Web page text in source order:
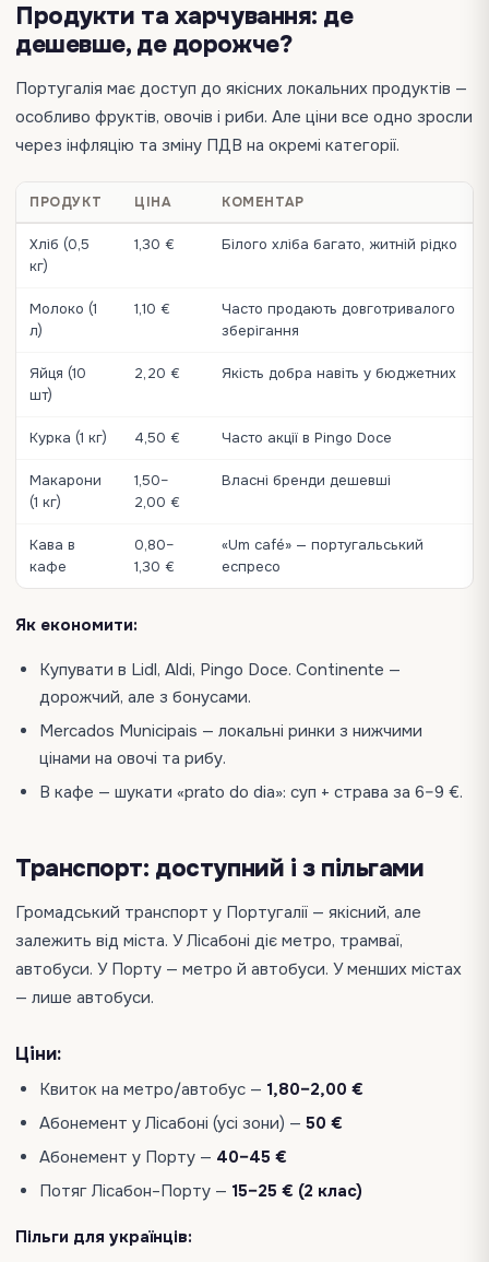
Продукти та харчування: де
дешевше, де дорожче?
Португалія має доступ до якісних локальних продуктів —
особливо фруктів, овочів і риби. Але ціни все одно зросли
через інфляцію та зміну ПДВ на окремі категорії.
ПРОДУКТ ЦІНА КОМЕНТАР
Хліб (0,5
кг)
1,30 € Білого хліба багато, житній рідко
Молоко (1
л)
1,10 €
Часто продають довготривалого
зберігання
Яйця (10
шт)
2,20 € Якість добра навіть у бюджетних
Курка (1 кг) 4,50 € Часто акції в Pingo Doce
Макарони
(1 кг)
1,50–
2,00 €
Власні бренди дешевші
Кава в
кафе
0,80–
1,30 €
«Um café» — португальський
еспресо
Як економити:
Купувати в Lidl, Aldi, Pingo Doce. Continente —
дорожчий, але з бонусами.
Mercados Municipais — локальні ринки з нижчими
цінами на овочі та рибу.
В кафе — шукати «prato do dia»: суп + страва за 6–9 €.
Транспорт: доступний і з пільгами
Громадський транспорт у Португалії — якісний, але
залежить від міста. У Лісабоні діє метро, трамваї,
автобуси. У Порту — метро й автобуси. У менших містах
— лише автобуси.
Ціни:
Квиток на метро/автобус — 1,80–2,00 €
Абонемент у Лісабоні (усі зони) — 50 €
Абонемент у Порту — 40–45 €
Потяг Лісабон–Порту — 15–25 € (2 клас)
Пільги для українців: